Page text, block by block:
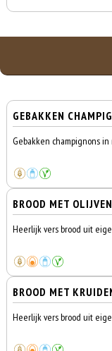
GEBAKKEN
Gebakken champignons in
BROOD MET
Heerlijk vers brood uit
BROOD MET
Heerlijk vers brood uit